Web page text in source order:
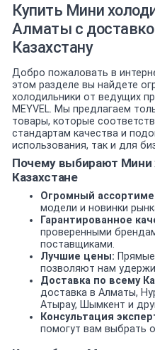
Купить Мини
Алматы с
Казахстану
Добро пожаловать в
этом разделе вы найдете
холодильники от ведущих
MEYVEL. Мы предлагаем
товары, которые
стандартам качества и
использования, так и для
Почему выбирают Мини
Казахстане
Огромный
модели и новинки
Гарантированное
проверенными
поставщиками.
Лучшие цены:
позволяют нам
Доставка по всему
доставка в Алматы,
Атырау, Шымкент и
Консультация
помогут вам выбрать